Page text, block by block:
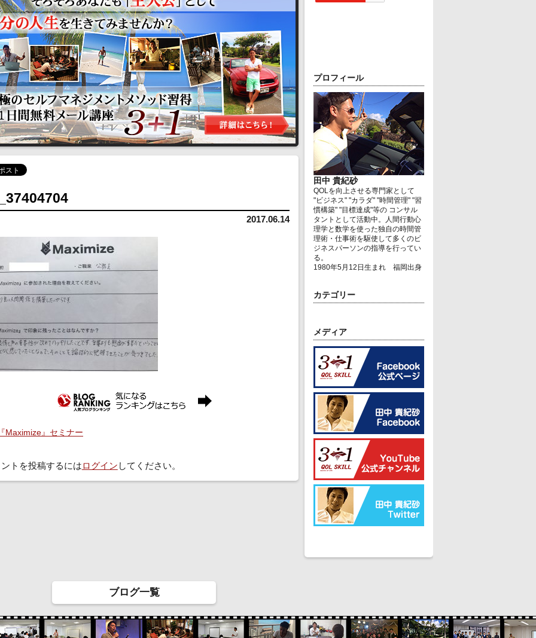
2017.06.14
Maximize』セミナー
トを投稿するにはログイン してください。
プロフィール
田中 貴紀砂
QOLを向上させる専門家として
"ビジネス" "カラダ" "時間管理" "習
慣構築" "目標達成"等の コンサル
タントとして活動中。人間行動心
理学と数学を使った独自の時間管
理術・仕事術を駆使して多くのビ
ジネスパーソンの指導を行ってい
る。
1980年5月12日生まれ 福岡出身
カテゴリー
メディア
ブログ一覧